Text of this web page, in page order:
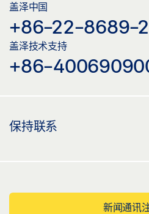
盖泽中国
+86-22-8689-
盖泽技术支持
+86-
保持联系
新闻通讯